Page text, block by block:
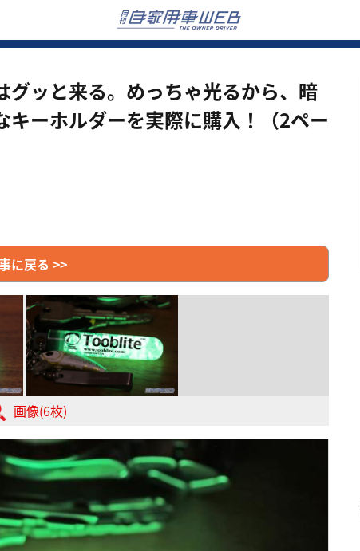
ッと来る。めっちゃ光るから、暗
ーホルダーを実際に購入！（2ペー
に戻る >>
画像(6枚)